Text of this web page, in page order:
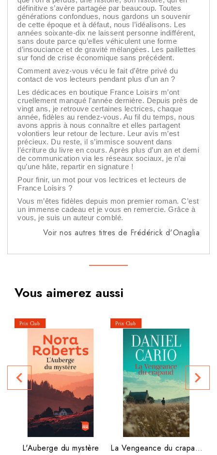
définitive s’avère partagée par beaucoup. Toutes
générations confondues, nous gardons un souvenir
de cette époque et à défaut, nous l’idéalisons. Les
années soixante-dix ne laissent personne indifférent,
sans doute parce qu’elles véhiculent une forme
d’insouciance et de gravité mélangées. Les paillettes
sur fond de crise économique sans précédent.
Comment avez-vous vécu le fait d’être privé du
contact de vos lecteurs pendant plus d’un an ?
Les dédicaces en boutique France Loisirs m’ont
cruellement manqué l’année dernière. Depuis près de
vingt ans, je retrouve certaines lectrices, chaque
année, fidèles au rendez-vous. Au fil du temps, nous
avons appris à nous connaître et elles partagent
volontiers leur retour de lecture. Leur avis m’est
précieux. Du reste, il s’immisce souvent dans
l’écriture du livre en cours. Après plus d’un an et demi
de communication via les réseaux sociaux, je n’ai
qu’une hâte, repartir en signature !
Pour finir, un mot pour vos lectrices et lecteurs de
France Loisirs ?
Vous m’êtes fidèles depuis mon premier roman. C’est
un immense cadeau et je vous en remercie. Grâce à
vous, je suis un auteur comblé.
Voir nos autres titres de Frédérick d'Onaglia
Vous aimerez aussi
L'Auberge du mystère
La Vengeance du crapaud
navigate_before navigate_next